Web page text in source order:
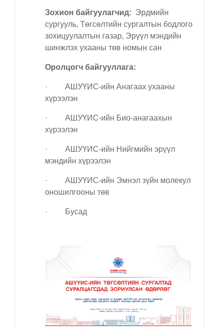
Зохион байгуулагчид: Эрдмийн
сургууль, Төгсөлтийн сургалтын бодлого
зохицуулалтын газар, Эрүүл мэндийн
шинжлэх ухааны төв номын сан
Оролцогч байгууллага:
· АШУҮИС-ийн Анагаах ухааны
хүрээлэн
· АШУҮИС-ийн Био-анагаахын
хүрээлэн
· АШУҮИС-ийн Нийгмийн эрүүл
мэндийн хүрээлэн
· АШУҮИС-ийн Эмнэл зүйн молекул
оношилгооны төв
· Бусад